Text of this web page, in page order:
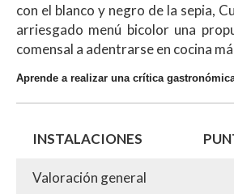
con el blanco y negro de la sepia,
arriesgado menú bicolor una
comensal a adentrarse en cocina
Aprende a realizar una crítica
INSTALACIONES
Valoración general